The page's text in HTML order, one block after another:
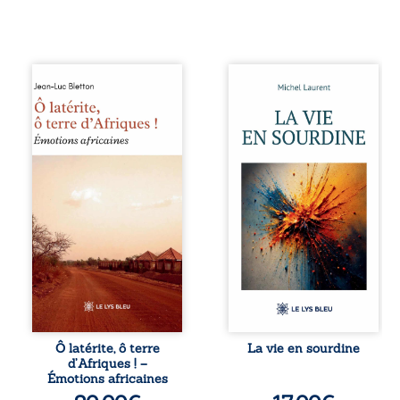
Ô latérite, ô terre
d’Afriques ! est un
poétique et
authentique aux
paysages, aux
émotions brutes
d’un continent en
entre traditions et
modernité. Des
souvenirs intimes
– la pluie à
Namoungou, le
baobab de
Zagtouli – aux
portraits
marquants –
Thomas Sankara,
Hamadoun Dicko,
Ô latérite, ô terre
d’Afriques ! –
Émotions africaines
Nina et Pierre se
très jeunes,
presque par
hasard, et se sont
aimés simplement,
persuadés que la
présence de
l’autre suffirait. Ils
mènent une
existence
modeste, rythmée
par le travail, la
fatigue et les
de la mère de
vivent, fragilise un
équilibre déjà
La vie en sourdine